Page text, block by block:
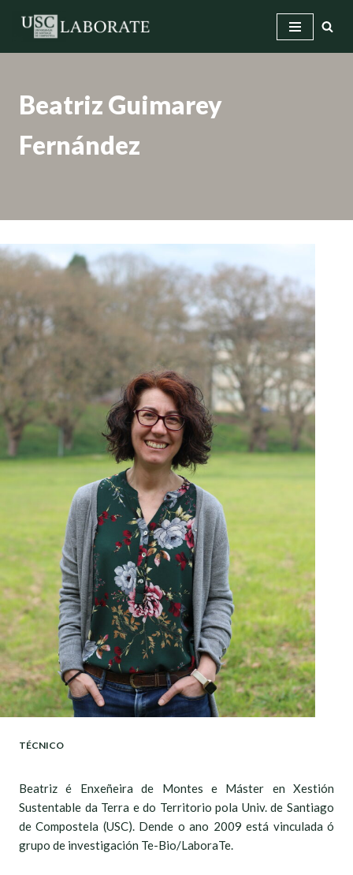
Saltar
Beatriz Guimarey
Fernández
TÉCNICO
Beatriz é Enxeñeira de Montes e Máster en Xestión
Sustentable da Terra e do Territorio pola Univ. de Santiago
de Compostela (USC). Dende o ano 2009 está vinculada ó
grupo de investigación Te-Bio/LaboraTe.